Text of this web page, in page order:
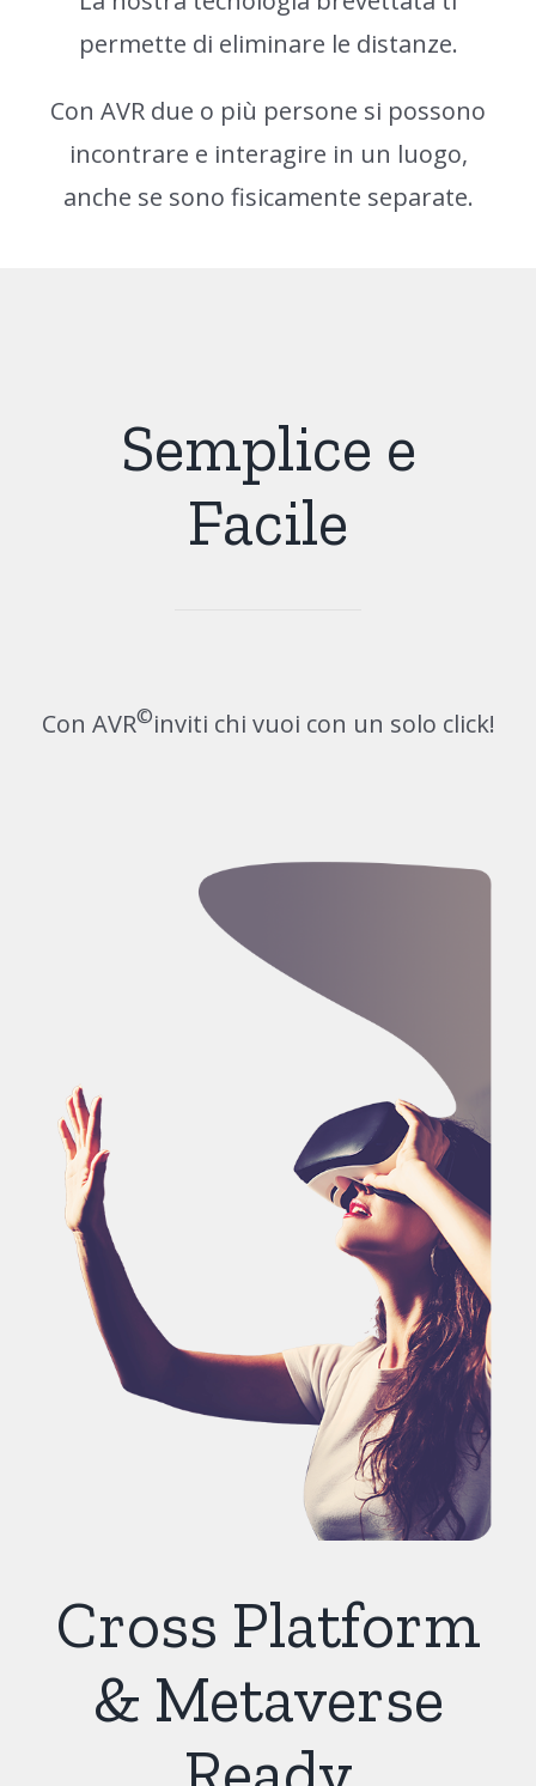
permette di eliminare le distanze.
Con AVR due o più persone si possono
incontrare e interagire in un luogo,
anche se sono fisicamente separate.
Semplice e
Facile
Con AVR©inviti chi vuoi con un solo click!
Cross Platform
& Metaverse